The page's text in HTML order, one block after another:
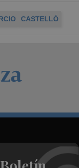
CASTELLÓ